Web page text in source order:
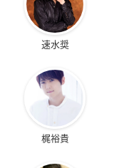
速水奨
梶裕貴